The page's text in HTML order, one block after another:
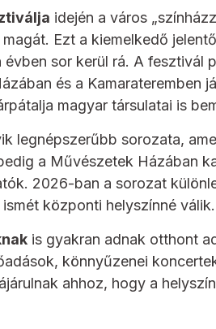
idején a város
Ezt a kiemelkedő
sor kerül rá. A fesztivál
és a Kamarateremben
magyar társulatai is
legnépszerűbb sorozata,
a Művészetek Házában
2026-ban a sorozat
központi helyszínné válik.
is gyakran adnak otthont
könnyűzenei
ahhoz, hogy a